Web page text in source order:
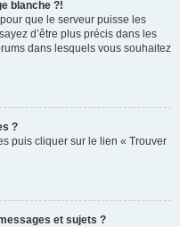
blanche ?!
que le serveur puisse les
d’être plus précis dans les
dans lesquels vous souhaitez
?
puis cliquer sur le lien « Trouver
et sujets ?